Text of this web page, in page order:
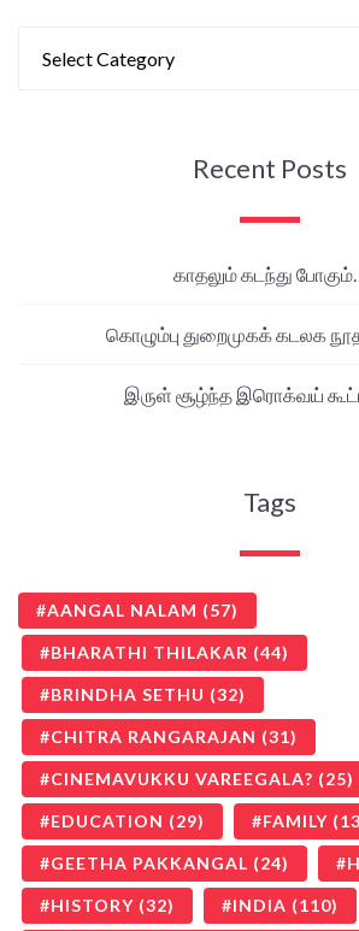
Recent Posts
காதலும் கடந்து போகும்…
கொழும்பு துறைமுகக் கடலக
இருள் சூழ்ந்த இரொக்வய்
Tags
AANGAL NALAM (57)
BHARATHI THILAKAR (44)
BRINDHA SETHU (32)
CHITRA RANGARAJAN (31)
CINEMAVUKKU VAREEGALA? (25)
EDUCATION (29) FAMILY
GEETHA PAKKANGAL (24)
HISTORY (32) INDIA (110)